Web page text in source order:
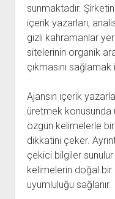
sunmaktadır.
içerik yazarları,
gizli kahramanlar
sitelerinin organik
çıkmasını
Ajansın içerik
üretmek konusunda
özgün kelimelerle
dikkatini çeker.
çekici bilgiler
kelimelerin doğal
uyumluluğu sağlanır.